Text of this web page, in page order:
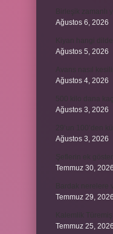
Ağustos 6, 2026
Ağustos 5, 2026
Ağustos 4, 2026
Ağustos 3, 2026
Ağustos 3, 2026
Temmuz 30, 2026
Temmuz 29, 2026
Temmuz 25, 2026